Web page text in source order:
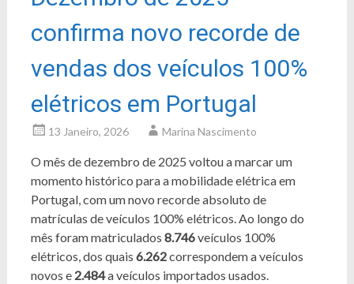
confirma novo recorde de
vendas dos veículos 100%
elétricos em Portugal
13 Janeiro, 2026 Marina Nascimento
O mês de dezembro de 2025 voltou a marcar um
momento histórico para a mobilidade elétrica em
Portugal, com um novo recorde absoluto de
matrículas de veículos 100% elétricos. Ao longo do
mês foram matriculados 8.746veículos 100%
elétricos, dos quais 6.262correspondem a veículos
novos e 2.484a veículos importados usados.